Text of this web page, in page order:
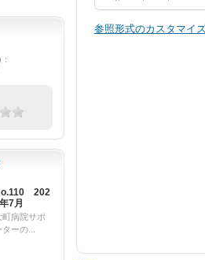
：
202
7月
町病院サポ
ターの...
ct type="application/x-
ght="241"> <!--
y.omachi.nagano.jp/
o.jp/book/
am
alue="https://
ンが必要です。</h4>
download_buttons/
参照形式のカスタマイ